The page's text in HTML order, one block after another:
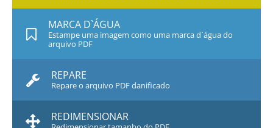
MARCA D`ÁGUA
Estampe uma imagem como uma marca d`água do
arquivo PDF
REPARE
Repare o arquivo PDF danificado
REDIMENSIONAR